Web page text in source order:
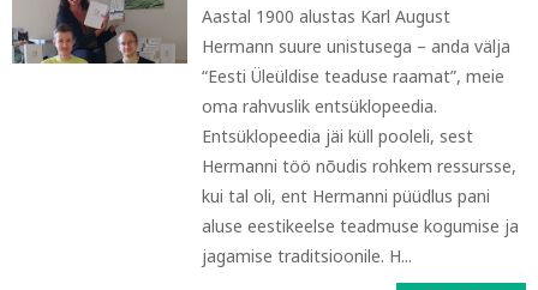
Aastal 1900 alustas Karl August
Hermann suure unistusega – anda välja
“Eesti Üleüldise teaduse raamat”, meie
oma rahvuslik entsüklopeedia.
Entsüklopeedia jäi küll pooleli, sest
Hermanni töö nõudis rohkem ressursse,
kui tal oli, ent Hermanni püüdlus pani
aluse eestikeelse teadmuse kogumise ja
jagamise traditsioonile. H...